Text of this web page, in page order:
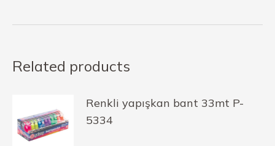
Related products
Renkli yapışkan bant 33mt P-
5334